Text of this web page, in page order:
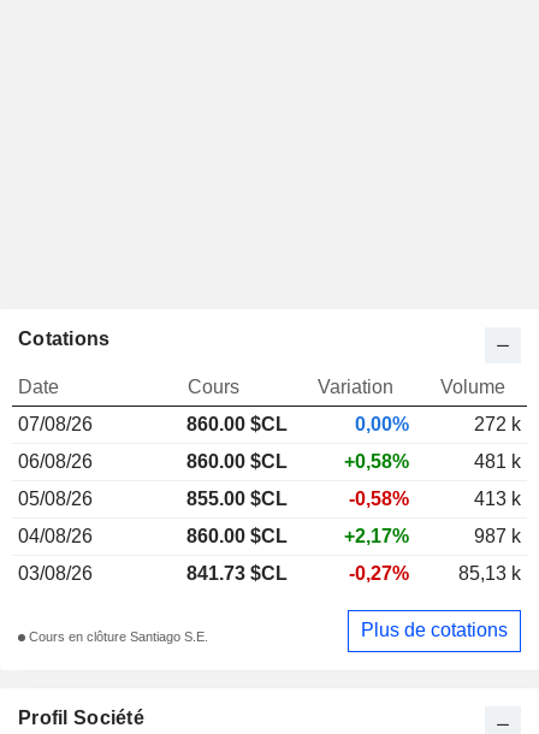
Profil Société
Cotations
Date Cours Variation
Volume
07/08/26
860.00 $CL 0,00%
272 k
06/08/26
860.00 $CL +0,58%
481 k
05/08/26
855.00 $CL -0,58%
413 k
04/08/26
860.00 $CL +2,17%
987 k
03/08/26
841.73 $CL -0,27% 85,13 k
Cours en clôture Santiago S.E. Plus de cotations